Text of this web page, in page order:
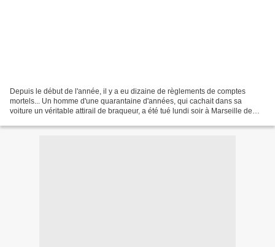
Depuis le début de l'année, il y a eu dizaine de règlements de comptes
mortels... Un homme d'une quarantaine d'années, qui cachait dans sa
voiture un véritable attirail de braqueur, a été tué lundi soir à Marseille de